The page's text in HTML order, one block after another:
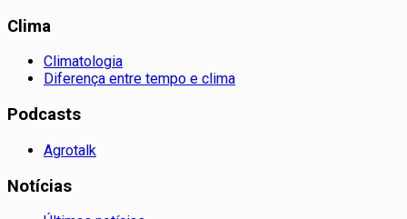
Clima
Climatologia
Diferença entre tempo e clima
Podcasts
Agrotalk
Notícias